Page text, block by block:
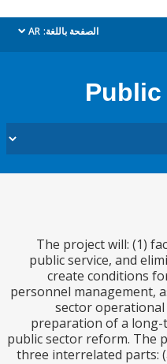
الصفحة باللغة: AR
dropdown
The project
public service,
create
personnel
sector
preparation of
public sector
three interrelated